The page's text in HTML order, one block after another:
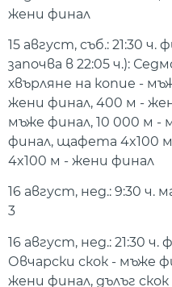
жени финал
15 август, съб.: 21:30 ч.
започва в 22:05 ч.):
хвърляне на копие -
жени финал, 400 м -
мъже финал, 10 000 м -
финал, щафета 4x100
4x100 м - жени финал
16 август, нед.: 9:30
3
16 август, нед.: 21:30 ч.
Овчарски скок - мъже
жени финал, дълъг